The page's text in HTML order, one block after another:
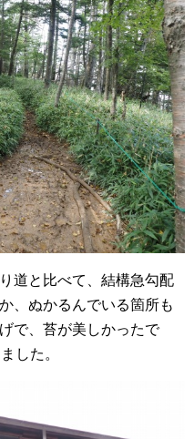
道と比べて、結構急勾配
、ぬかるんでいる箇所も
で、苔が美しかったで
した。